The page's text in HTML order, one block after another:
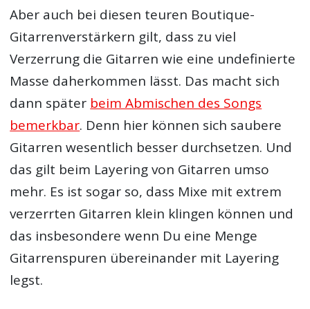
Aber auch bei diesen teuren Boutique-
Gitarrenverstärkern gilt, dass zu viel
Verzerrung die Gitarren wie eine undefinierte
Masse daherkommen lässt. Das macht sich
dann später beim Abmischen des Songs
bemerkbar. Denn hier können sich saubere
Gitarren wesentlich besser durchsetzen. Und
das gilt beim Layering von Gitarren umso
mehr. Es ist sogar so, dass Mixe mit extrem
verzerrten Gitarren klein klingen können und
das insbesondere wenn Du eine Menge
Gitarrenspuren übereinander mit Layering
legst.